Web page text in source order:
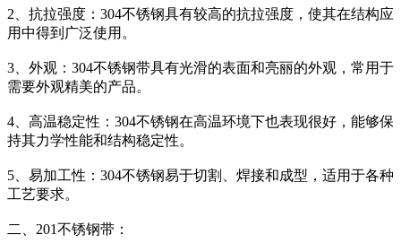
2、抗拉强度：304不锈钢具有较高的抗拉强度，使其在结构应
用中得到广泛使用。
3、外观：304不锈钢带具有光滑的表面和亮丽的外观，常用于
需要外观精美的产品。
4、高温稳定性：304不锈钢在高温环境下也表现很好，能够保
持其力学性能和结构稳定性。
5、易加工性：304不锈钢易于切割、焊接和成型，适用于各种
工艺要求。
二、201不锈钢带：